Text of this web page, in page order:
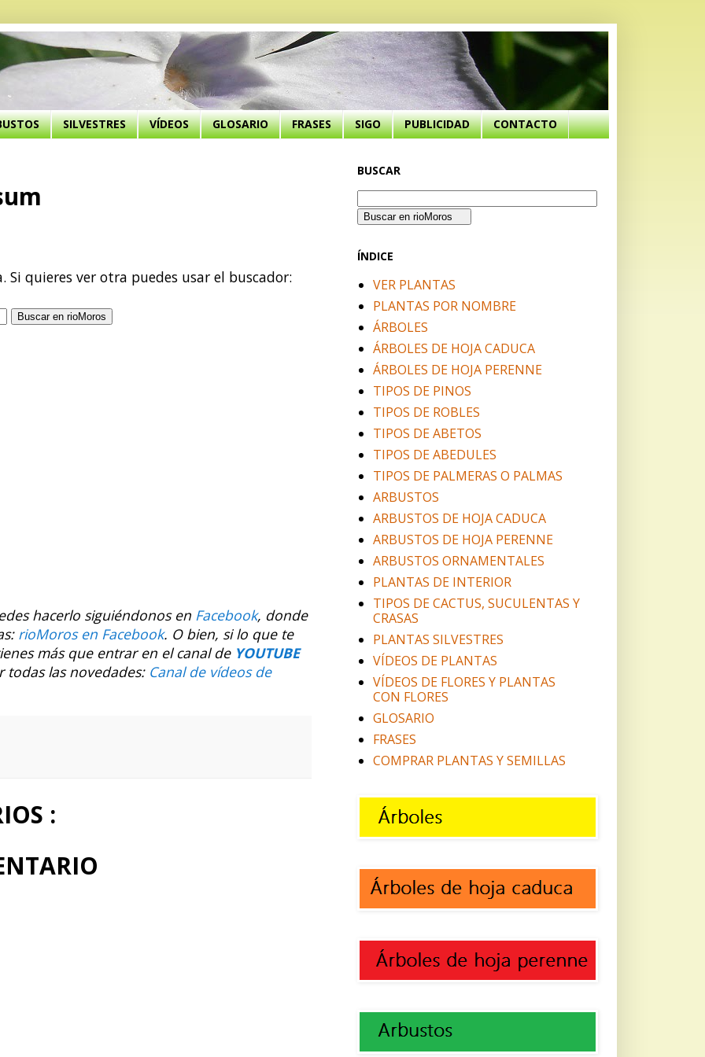
SILVESTRES VÍDEOS GLOSARIO FRASES SIGO PUBLICIDAD CONTACTO
quieres ver otra puedes usar el buscador:
hacerlo siguiéndonos en Facebook, donde
rioMoros en Facebook. O bien, si lo que te
más que entrar en el canal de YOUTUBE
todas las novedades: Canal de vídeos de
:
BUSCAR
ÍNDICE
VER PLANTAS
PLANTAS POR NOMBRE
ÁRBOLES
ÁRBOLES DE HOJA CADUCA
ÁRBOLES DE HOJA PERENNE
TIPOS DE PINOS
TIPOS DE ROBLES
TIPOS DE ABETOS
TIPOS DE ABEDULES
TIPOS DE PALMERAS O PALMAS
ARBUSTOS
ARBUSTOS DE HOJA CADUCA
ARBUSTOS DE HOJA PERENNE
ARBUSTOS ORNAMENTALES
PLANTAS DE INTERIOR
TIPOS DE CACTUS, SUCULENTAS Y
CRASAS
PLANTAS SILVESTRES
VÍDEOS DE PLANTAS
VÍDEOS DE FLORES Y PLANTAS
CON FLORES
GLOSARIO
FRASES
COMPRAR PLANTAS Y SEMILLAS